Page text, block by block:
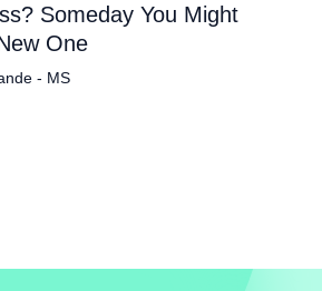
Someday You Might
One
- MS